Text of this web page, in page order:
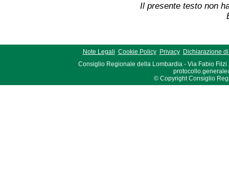
Il presente testo non
Note Legali Cookie Policy Privacy
Dichiarazione
Consiglio Regionale della Lombardia - Via Fabio Filzi
© Copyright Consiglio